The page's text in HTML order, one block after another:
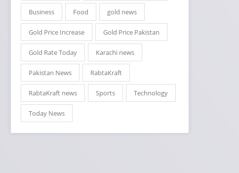
Business Food gold news
Gold Price Increase Gold Price Pakistan
Gold Rate Today Karachi news
Pakistan News RabtaKraft
RabtaKraft news Sports Technology
Today News